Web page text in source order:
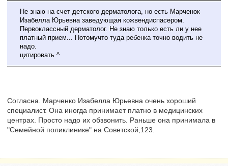
Не знаю на счет детского дерматолога, но есть Марченок
Изабелла Юрьевна заведующая кожвендиспасером.
Первоклассный дерматолог. Не знаю только есть ли у нее
платный прием... Потомучто туда ребенка точно водить не
надо.
цитировать ^
Согласна. Марченко Изабелла Юрьевна очень хороший
специалист. Она иногда принимает платно в медицинских
центрах. Просто надо их обзвонить. Раньше она принимала в
"Семейной поликлинике" на Советской,123.